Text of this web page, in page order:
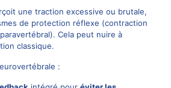
une traction excessive ou brutale,
de protection réflexe (contraction
Cela peut nuire à
classique.
: